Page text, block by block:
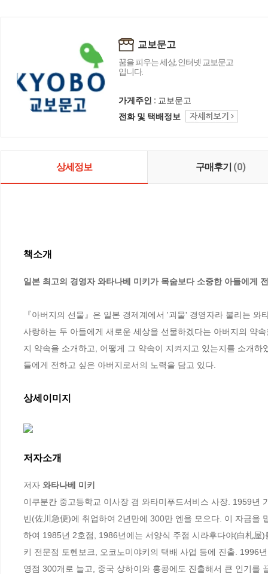
교보문고
꿈을 피우는 세상, 인터넷 교보문고
입니다.
가게주인 : 교보문고
전화 및 택배정보
상세정보 구매후기 (0)
책소개
일본 최고의 경영자 와타나베 미키가 목숨보다 소중한 아들에게
『아버지의 선물』은 일본 경제계에서 '괴물' 경영자라 불리는
사랑하는 두 아들에게 새로운 세상을 선물하겠다는 아버지의 약
지 약속을 소개하고, 어떻게 그 약속이 지켜지고 있는지를 소개
들에게 전하고 싶은 아버지로서의 노력을 담고 있다.
상세이미지
저자소개
저자 와타나베 미키
이쿠분칸 중고등학교 이사장 겸 와타미푸드서비스 사장. 1959년
빈(佐川急便)에 취업하여 2년만에 300만 엔을 모으다. 이 자금을
하여 1985년 2호점, 1986년에는 서양식 주점 시라후다야(白札
키 전문점 토헨보크, 오코노미야키의 택배 사업 등에 진출. 1996
영점 300개로 늘고, 중국 상하이와 홍콩에도 진출해서 큰 인기